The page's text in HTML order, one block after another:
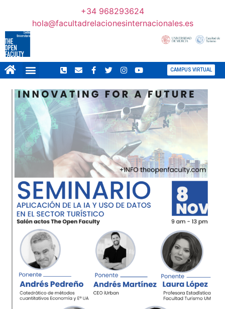
+34 968293624
hola@facultadrelacionesinternacionales.es
CAMPUS VIRTUAL